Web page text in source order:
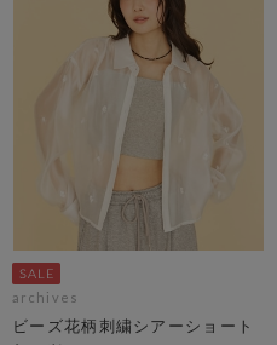
archives
ビーズ花柄刺繍シアーショート